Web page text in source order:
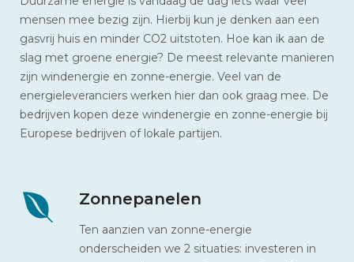
mensen mee bezig zijn. Hierbij kun je denken aan een
gasvrij huis en minder CO2 uitstoten. Hoe kan ik aan de
slag met groene energie? De meest relevante manieren
zijn windenergie en zonne-energie. Veel van de
energieleveranciers werken hier dan ook graag mee. De
bedrijven kopen deze windenergie en zonne-energie bij
Europese bedrijven of lokale partijen.
Zonnepanelen
Ten aanzien van zonne-energie
onderscheiden we 2 situaties: investeren in